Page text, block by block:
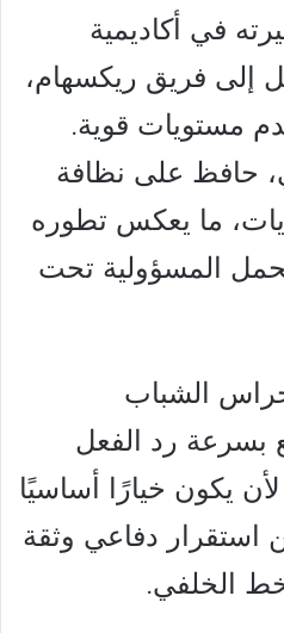
في أكاديمية
إلى فريق ريكسهام،
مستويات قوية.
حافظ على نظافة
ما يعكس تطوره
المسؤولية تحت
الشباب
بسرعة رد الفعل
يكون خيارًا أساسيًا
دفاعي وثقة
الخلفي.